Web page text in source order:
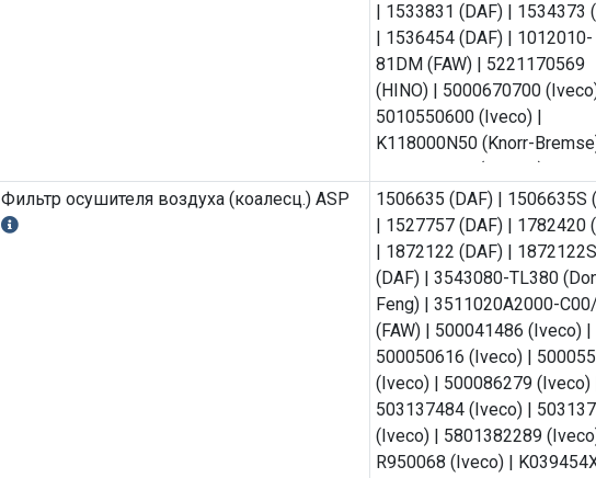
| 1533831 (DAF) | 1534373
| 1536454 (DAF) | 1012010-
81DM (FAW) | 5221170569
(HINO) | 5000670700
5010550600 (Iveco) |
K118000N50 (Knorr-
5221170569 (Nissan) |
5221706577 (Nissan) | 50
641 (Renault) | 50 01 846
(Renault) | 74 20 709 459
(Renault) | 74 21 561 278
(Renault) | 74 23 114 226
(Renault) | 74 23 658 103
(Renault) | 17533660
17533661 (VOLVO) |
(VOLVO) | 21707133
23658092 (VOLVO) |
(VOLVO) | 478736 (VOLVO)
Фильтр осушителя воздуха (коалесц.) ASP
1506635 (DAF) | 1506635S
| 1527757 (DAF) | 1782420
| 1872122 (DAF) | 1872122S
(DAF) | 3543080-TL380
Feng) | 3511020A2000-
(FAW) | 500041486 (Iveco) |
500050616 (Iveco) |
(Iveco) | 500086279 (Iveco)
503137484 (Iveco) |
(Iveco) | 5801382289
R950068 (Iveco) |